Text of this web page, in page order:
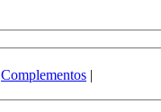
Complementos |